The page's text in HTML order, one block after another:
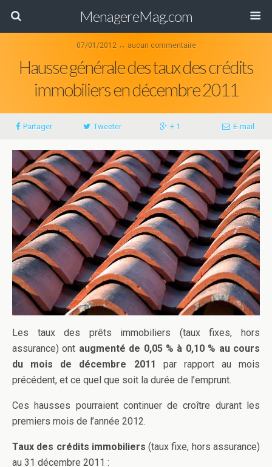
MenagereMag.com
07/01/2012 ↔ aucun commentaire
Hausse générale des taux des crédits
immobiliers en décembre 2011
Partager Tweeter + 1 E-mail
Les taux des prêts immobiliers (taux fixes, hors
assurance) ont augmenté de 0,05 % à 0,10 % au cours
du mois de décembre 2011 par rapport au mois
précédent, et ce quel que soit la durée de l’emprunt.
Ces hausses pourraient continuer de croître durant les
premiers mois de l’année 2012.
Taux des crédits immobiliers(taux fixe, hors assurance)
au 31 décembre 2011 :